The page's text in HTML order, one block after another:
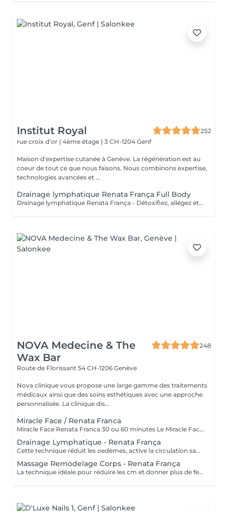
Institut Royal
252
rue croix d’or ( 4ème étage ) 3 CH-1204 Genf
Maison d'expertise cutanée à Genève. La régénération est au
coeur de tout ce que nous faisons. Nous combinons expertise,
technologies avancées et ...
Drainage lymphatique Renata França Full Body
Drainage lymphatique Renata França - Détoxifiez, allégez et sculptez votre corps ! Le drainage lymphatique selon la méthode Renata França est un soin manuel exclusif qui combine des manuvres dynamiques, une pression ferme et un rythme soutenu pour stimuler la circulation lymphatique, réduire les gonflements, éliminer les toxines et affiner visiblement la silhouette. Contrairement au drainage classique, cette méthode brésilienne offre des résultats immédiats tels que ventre dégonflé, jambes légères, sensation de bien-être et amélioration visible de la qualité de la peau. Elle est idéale en cas de rétention d'eau, de jambes lourdes, ou tout simplement pour booster votre système lymphatique et retrouver une sensation de légèreté. Ce soin convient aussi bien en cure qu'en entretien, et peut être intégré dans un programme minceur, post-opératoire ou bien-être.
NOVA Medecine & The
Wax Bar
248
Route de Florissant 54 CH-1206 Genève
Nova clinique vous propose une large gamme des traitements
médicaux ainsi que des soins esthétiques avec une approche
personnalisée. La clinique dis...
Miracle Face / Renata Franca
Miracle Face Renata Franca 30 ou 60 minutes Le Miracle Face est un soin visage 100% manuel, inspiré de la méthode brésilienne Renata Franca. Cette technique intense combine des mouvements de sculpting, drainage et tonification pour redessiner l'ovale du visage et redonner de l'éclat à la peau. Grâce à une gestuelle rythmée et enveloppante, ce soin stimule la microcirculation, détend les tensions musculaires du visage et relance l'oxygénation des tissus. Le résultat est immédiatement visible : un teint frais et lumineux, des traits repulpés, un ovale du visage retendu et un regard reposé. Les bienfaits du soin : Effet lifting naturel et immédiat Peau plus tonique, plus ferme Teint unifié et lumineux Relâchement des tensions du visage Détente profonde Un soin idéal pour préparer sa peau avant un événement, ou tout simplement pour s'offrir une parenthèse de bien-être régulière. Durée :30 ou 60 minutes
Drainage Lymphatique - Renata França
Cette technique réduit les oedèmes, active la circulation sanguine et potentialise un réseaux complexe de vaisseaux ou passent les fluides corporels, réduisant ainsi la tant redouté cellulite.
Massage Remodelage Corps - Renata França
La technique idéale pour réduire les cm et donner plus de fermeté, de forme au corps. Elle réorganise les cellules graisseuses afin de les déplacer au bon endroit.